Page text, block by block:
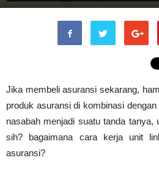
Jika membeli asuransi sekarang,
produk asuransi di kombinasi
nasabah menjadi suatu tanda tanya,
sih? bagaimana cara kerja unit
asuransi?